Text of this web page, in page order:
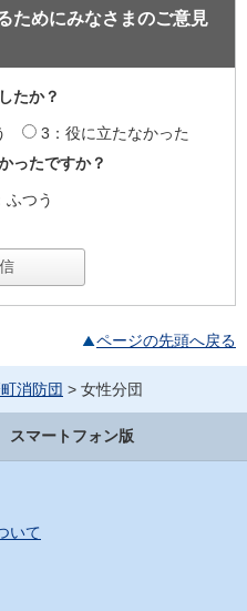
ためにみなさまのご意見
たか？
3：役に立たなかった
ったですか？
ふつう
ページの先頭へ戻る
消防団 > 女性分団
スマートフォン版
いて